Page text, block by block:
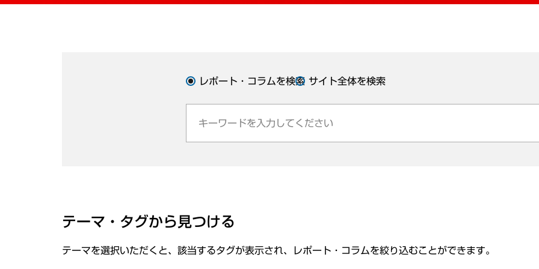
レポート・コラムを検索 サイト全体を検索
テーマ・タグから見つける
テーマを選択いただくと、該当するタグが表示され、レポート・コラムを絞り込むことができます。